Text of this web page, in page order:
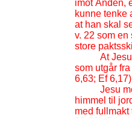
imot Ånden,
kunne tenke
at han skal
v. 22 som en
store
At
som utgår
6,63; Ef
Jesu
himmel til
med